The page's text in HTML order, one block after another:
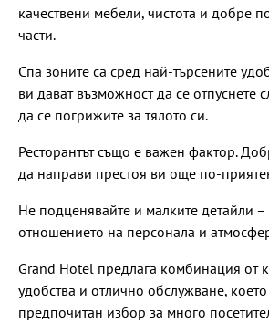
качествени мебели, чистота и добре
части.
Спа зоните са сред най-търсените
ви дават възможност да се отпуснете
да се погрижите за тялото си.
Ресторантът също е важен фактор.
да направи престоя ви още по-
Не подценявайте и малките детайли
отношението на персонала и
Grand Hotel предлага комбинация от
удобства и отлично обслужване,
предпочитан избор за много